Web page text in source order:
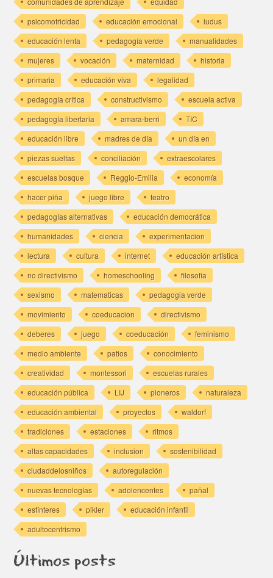
psicomotricidad
educación emocional
ludus
educación lenta
pedagogía verde
manualidades
mujeres
vocación maternidad
historia
primaria
educación viva
legalidad
pedagogía crítica
constructivismo
escuela activa
pedagogía libertaria
amara-berri
TIC
educación libre
madres de día
un día en
piezas sueltas
conciliación
extraescolares
escuelas bosque
Reggio-Emilia
economía
hacer piña
juego libre
teatro
pedagogías alternativas
educación democrática
humanidades
ciencia
experimentacion
lectura
cultura internet
educación artística
no directivismo
homeschooling
filosofía
sexismo
matematicas
pedagogia verde
movimiento
coeducacion
directivismo
deberes
juego coeducación
feminismo
medio ambiente
patios
conocimiento
creatividad
montessori
escuelas rurales
educación pública
LIJ pioneros
naturaleza
educación ambiental
proyectos
waldorf
tradiciones
estaciones
ritmos
altas capacidades
inclusion
sostenibilidad
ciudaddelosniños
autoregulación
nuevas tecnologías
adolencentes
pañal
esfinteres
pikler
educación infantil
adultocentrismo
Últimos posts